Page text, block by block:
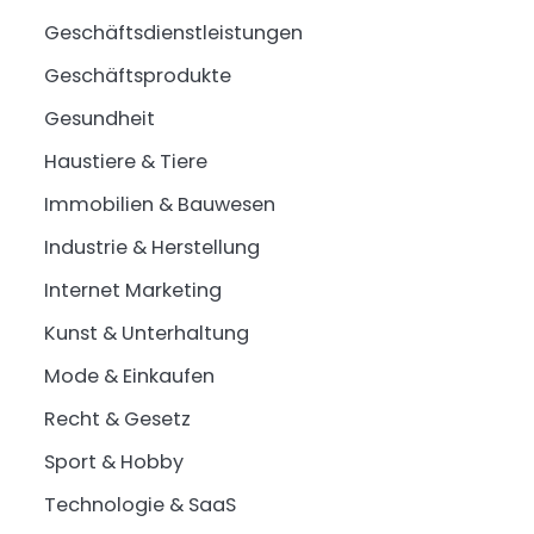
Geschäftsdienstleistungen
Geschäftsprodukte
Gesundheit
Haustiere & Tiere
Immobilien & Bauwesen
Industrie & Herstellung
Internet Marketing
Kunst & Unterhaltung
Mode & Einkaufen
Recht & Gesetz
Sport & Hobby
Technologie & SaaS